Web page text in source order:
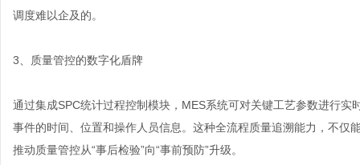
调度难以企及的。
3、质量管控的数字化盾牌
通过集成SPC统计过程控制模块，MES系统可对关键工艺参数进行
事件的时间、位置和操作人员信息。这种全流程质量追溯能力，不仅
推动质量管控从“事后检验”向“事前预防”升级。